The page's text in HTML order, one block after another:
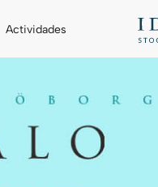
Actividades